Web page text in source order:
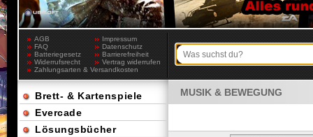
AGB
Impressum
FAQ
Datenschutz
Batteriegesetz
Barrierefreiheit
Widerrufsrecht
Vertrag widerrufen
Zahlungsarten & Versandkosten
MUSIK & BEWEGUNG
Brett- & Kartenspiele
Evercade
Lösungsbücher